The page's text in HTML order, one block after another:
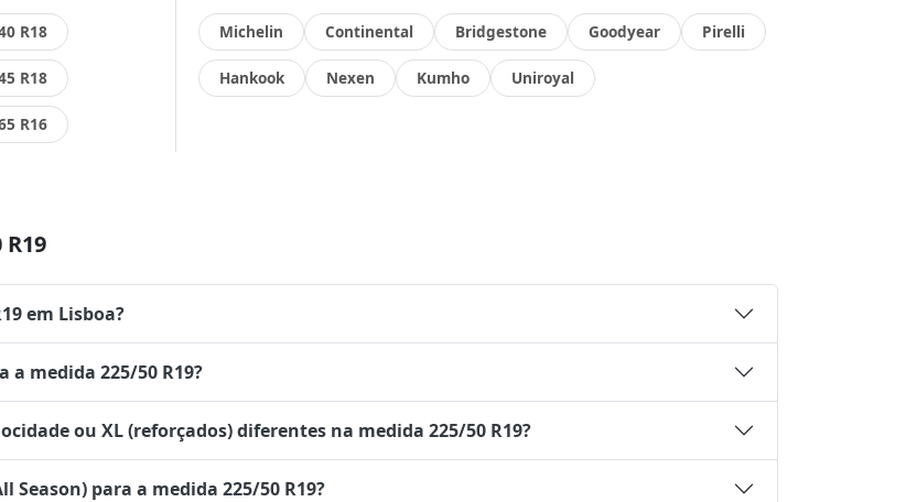
R18
R18
R16
Michelin Continental Bridgestone Goodyear Pirelli
Hankook Nexen Kumho Uniroyal
em Lisboa?
medida 225/50 R19?
ou XL (reforçados) diferentes na medida 225/50 R19?
Season) para a medida 225/50 R19?